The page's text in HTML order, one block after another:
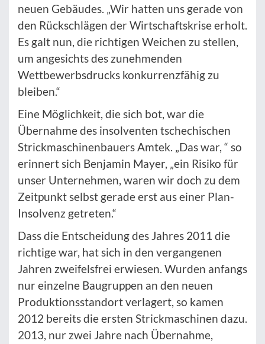
neuen Gebäudes. „Wir hatten uns gerade von
den Rückschlägen der Wirtschaftskrise erholt.
Es galt nun, die richtigen Weichen zu stellen,
um angesichts des zunehmenden
Wettbewerbsdrucks konkurrenzfähig zu
bleiben.“
Eine Möglichkeit, die sich bot, war die
Übernahme des insolventen tschechischen
Strickmaschinenbauers Amtek. „Das war, “ so
erinnert sich Benjamin Mayer, „ein Risiko für
unser Unternehmen, waren wir doch zu dem
Zeitpunkt selbst gerade erst aus einer Plan-
Insolvenz getreten.“
Dass die Entscheidung des Jahres 2011 die
richtige war, hat sich in den vergangenen
Jahren zweifelsfrei erwiesen. Wurden anfangs
nur einzelne Baugruppen an den neuen
Produktionsstandort verlagert, so kamen
2012 bereits die ersten Strickmaschinen dazu.
2013, nur zwei Jahre nach Übernahme,